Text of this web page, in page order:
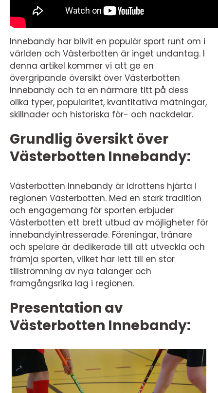
Innebandy har blivit en populär sport runt om i
världen och Västerbotten är inget undantag. I
denna artikel kommer vi att ge en
övergripande översikt över Västerbotten
Innebandy och ta en närmare titt på dess
olika typer, popularitet, kvantitativa mätningar,
skillnader och historiska för- och nackdelar.
Grundlig översikt över
Västerbotten Innebandy:
Västerbotten Innebandy är idrottens hjärta i
regionen Västerbotten. Med en stark tradition
och engagemang för sporten erbjuder
Västerbotten ett brett utbud av möjligheter för
innebandyintresserade. Föreningar, tränare
och spelare är dedikerade till att utveckla och
främja sporten, vilket har lett till en stor
tillströmning av nya talanger och
framgångsrika lag i regionen.
Presentation av
Västerbotten Innebandy: